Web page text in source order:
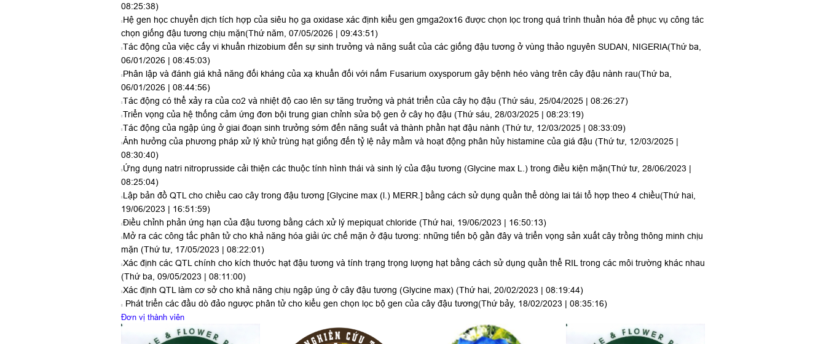
08:25:38)
Hệ gen học chuyển dịch tích hợp của siêu họ ga oxidase xác định kiểu gen gmga2ox16 được chọn lọc trong quá trình thuần hóa để phục vụ công tác
chọn giống đậu tương chịu mặn(Thứ năm, 07/05/2026 | 09:43:51)
Tác động của việc cấy vi khuẩn rhizobium đến sự sinh trưởng và năng suất của các giống đậu tương ở vùng thảo nguyên SUDAN, NIGERIA(Thứ ba,
06/01/2026 | 08:45:03)
Phân lập và đánh giá khả năng đối kháng của xạ khuẩn đối với nấm Fusarium oxysporum gây bệnh héo vàng trên cây đậu nành rau(Thứ ba,
06/01/2026 | 08:44:56)
Tác động có thể xảy ra của co2 và nhiệt độ cao lên sự tăng trưởng và phát triển của cây họ đậu (Thứ sáu, 25/04/2025 | 08:26:27)
Triển vọng của hệ thống cảm ứng đơn bội trung gian chỉnh sửa bộ gen ở cây họ đậu (Thứ sáu, 28/03/2025 | 08:23:19)
Tác động của ngập úng ở giai đoạn sinh trưởng sớm đến năng suất và thành phần hạt đậu nành (Thứ tư, 12/03/2025 | 08:33:09)
Ảnh hưởng của phương pháp xử lý khử trùng hạt giống đến tỷ lệ nảy mầm và hoạt động phân hủy histamine của giá đậu (Thứ tư, 12/03/2025 |
08:30:40)
Ứng dụng natri nitroprusside cải thiện các thuộc tính hình thái và sinh lý của đậu tương (Glycine max L.) trong điều kiện mặn(Thứ tư, 28/06/2023 |
08:25:04)
Lập bản đồ QTL cho chiều cao cây trong đậu tương [Glycine max (l.) MERR.] bằng cách sử dụng quần thể dòng lai tái tổ hợp theo 4 chiều(Thứ hai,
19/06/2023 | 16:51:59)
Điều chỉnh phản ứng hạn của đậu tương bằng cách xử lý mepiquat chloride (Thứ hai, 19/06/2023 | 16:50:13)
Mở ra các công tắc phân tử cho khả năng hóa giải ức chế mặn ở đậu tương: những tiến bộ gần đây và triển vọng sản xuất cây trồng thông minh chịu
mặn (Thứ tư, 17/05/2023 | 08:22:01)
Xác định các QTL chính cho kích thước hạt đậu tương và tính trạng trọng lượng hạt bằng cách sử dụng quần thể RIL trong các môi trường khác nhau
(Thứ ba, 09/05/2023 | 08:11:00)
Xác định QTL làm cơ sở cho khả năng chịu ngập úng ở cây đậu tương (Glycine max) (Thứ hai, 20/02/2023 | 08:19:44)
Phát triển các đầu dò đảo ngược phân tử cho kiểu gen chọn lọc bộ gen của cây đậu tương(Thứ bảy, 18/02/2023 | 08:35:16)
Đơn vị thành viên